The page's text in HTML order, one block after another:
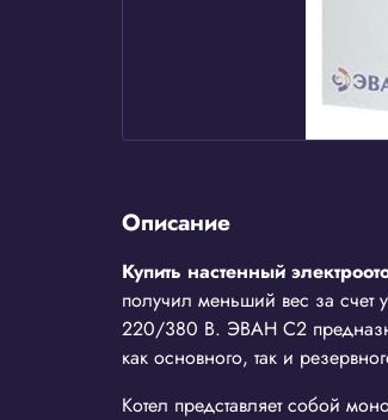
Описание
Купить настенный
получил меньший вес за счет
220/380 В. ЭВАН С2
как основного, так и
Котел представляет собой